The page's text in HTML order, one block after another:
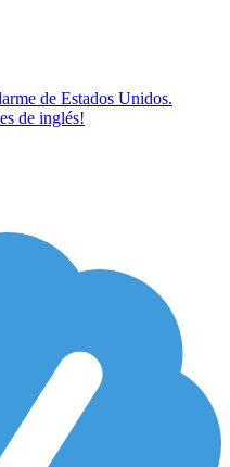
de Estados Unidos.
de inglés!